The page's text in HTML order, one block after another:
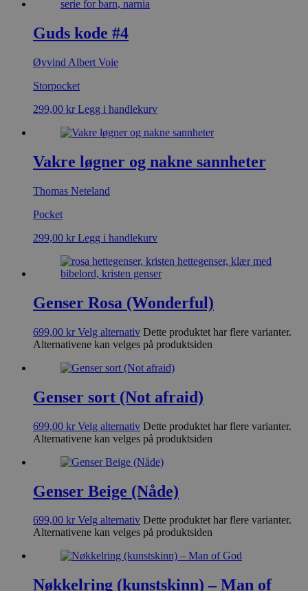
Guds kode #4
Øyvind Albert Voie
Storpocket
299,00 kr Legg i handlekurv
Vakre løgner og nakne sannheter
Thomas Neteland
Pocket
299,00 kr Legg i handlekurv
Genser Rosa (Wonderful)
699,00 kr Velg alternativ Dette produktet har flere varianter.
Alternativene kan velges på produktsiden
Genser sort (Not afraid)
699,00 kr Velg alternativ Dette produktet har flere varianter.
Alternativene kan velges på produktsiden
Genser Beige (Nåde)
699,00 kr Velg alternativ Dette produktet har flere varianter.
Alternativene kan velges på produktsiden
Nøkkelring (kunstskinn) – Man of